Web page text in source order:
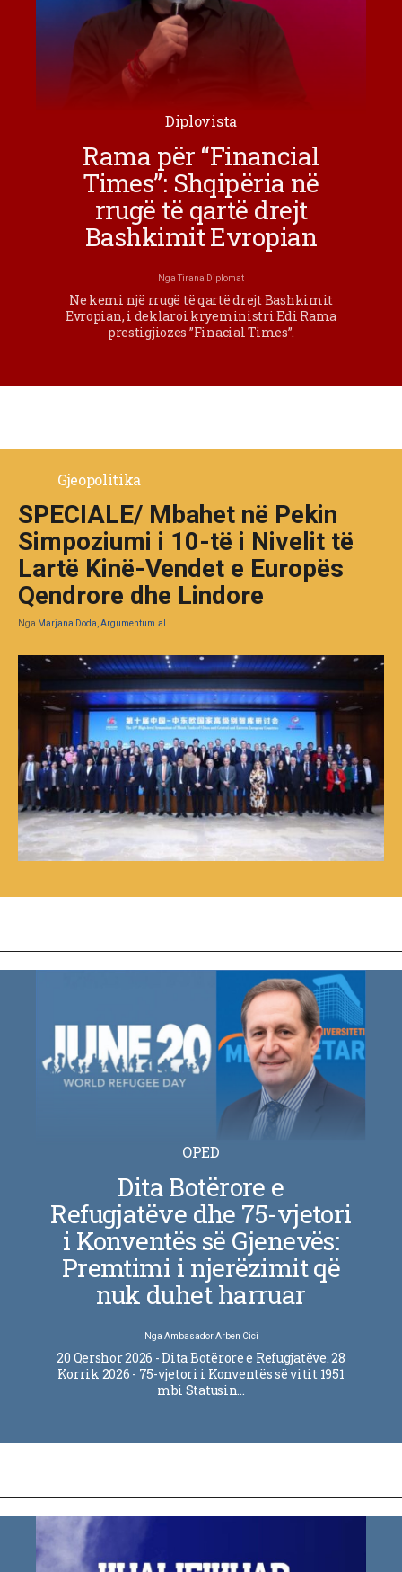
Diplovista
Rama për “Financial
Times”: Shqipëria në
rrugë të qartë drejt
Bashkimit Evropian
NgaTirana Diplomat
Ne kemi një rrugë të qartë drejt Bashkimit
Evropian, i deklaroi kryeministri Edi Rama
prestigjiozes ”Finacial Times”.
Gjeopolitika
SPECIALE/ Mbahet në Pekin
Simpoziumi i 10-të i Nivelit të
Lartë Kinë-Vendet e Europës
Qendrore dhe Lindore
Nga Marjana Doda, Argumentum.al
OPED
Dita Botërore e
Refugjatëve dhe 75-vjetori
i Konventës së Gjenevës:
Premtimi i njerëzimit që
nuk duhet harruar
Nga Ambasador Arben Cici
20 Qershor 2026 - Dita Botërore e Refugjatëve. 28
Korrik 2026 - 75-vjetori i Konventës së vitit 1951
mbi Statusin…